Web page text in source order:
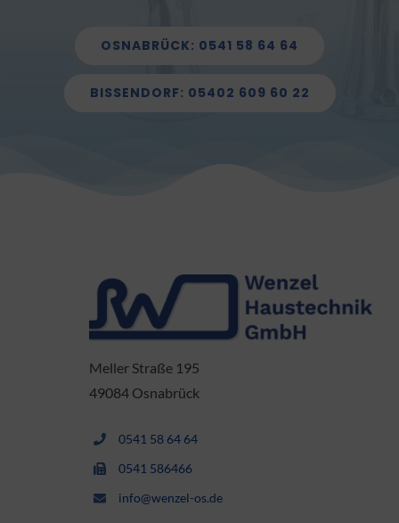
OSNABRÜCK: 0541 58 64 64
BISSENDORF: 05402 609 60 22
Meller Straße 195
49084 Osnabrück
0541 58 64 64
0541 586466
info@wenzel-os.de